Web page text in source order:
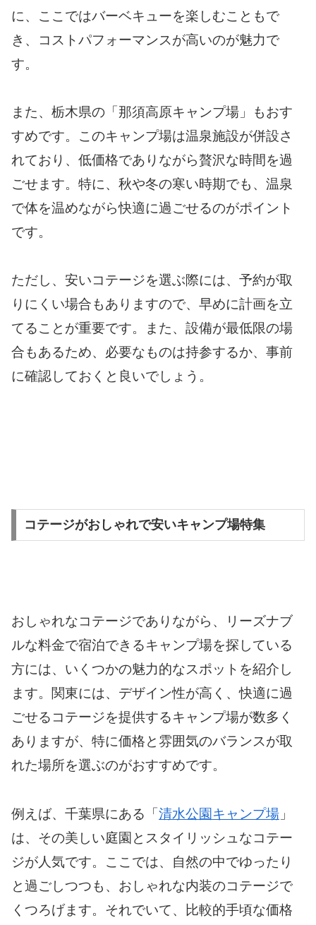
に、ここではバーベキューを楽しむこともで
き、コストパフォーマンスが高いのが魅力で
す。
また、栃木県の「那須高原キャンプ場」もおす
すめです。このキャンプ場は温泉施設が併設さ
れており、低価格でありながら贅沢な時間を過
ごせます。特に、秋や冬の寒い時期でも、温泉
で体を温めながら快適に過ごせるのがポイント
です。
ただし、安いコテージを選ぶ際には、予約が取
りにくい場合もありますので、早めに計画を立
てることが重要です。また、設備が最低限の場
合もあるため、必要なものは持参するか、事前
に確認しておくと良いでしょう。
コテージがおしゃれで安いキャンプ場特集
おしゃれなコテージでありながら、リーズナブ
ルな料金で宿泊できるキャンプ場を探している
方には、いくつかの魅力的なスポットを紹介し
ます。関東には、デザイン性が高く、快適に過
ごせるコテージを提供するキャンプ場が数多く
ありますが、特に価格と雰囲気のバランスが取
れた場所を選ぶのがおすすめです。
例えば、千葉県にある「清水公園キャンプ場 」
は、その美しい庭園とスタイリッシュなコテー
ジが人気です。ここでは、自然の中でゆったり
と過ごしつつも、おしゃれな内装のコテージで
くつろげます。それでいて、比較的手頃な価格